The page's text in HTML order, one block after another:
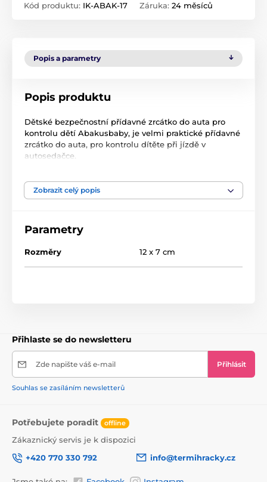
Kód produktu: IK-ABAK-17 Záruka: 24 měsíců
Popis a parametry
Popis produktu
Dětské bezpečnostní přídavné zrcátko do auta pro
kontrolu dětí Abakusbaby, je velmi praktické přídavné
zrcátko do auta, pro kontrolu dítěte při jízdě v
autosedačce.
dítě po směru jízdy) nebo na zadní sklo (sedí-li dítě
proti směru jízdy). Dětské bezpečnostní přídavné
správného úhlu.
Rozměr: 12 x 7 cm
Zobrazit celý popis
Parametry
Rozměry 12 x 7 cm
Přihlaste se do newsletteru
Zde napište váš e-mail Přihlásit
Souhlas se zasíláním newsletterů
Potřebujete poradit offline
Zákaznický servis je k dispozici
+420 770 330 792
info@termihracky.cz